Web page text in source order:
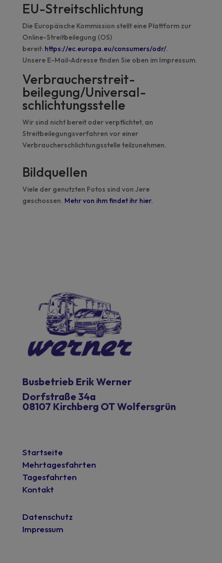
EU-Streitschlichtung
Die Europäische Kommission stellt eine Plattform zur
Online-Streitbeilegung (OS)
bereit: https://ec.europa.eu/consumers/odr/.
Unsere E-Mail-Adresse finden Sie oben im Impressum.
Verbraucher­streit­
beilegung/Universal­
schlichtungs­stelle
Wir sind nicht bereit oder verpflichtet, an
Streitbeilegungsverfahren vor einer
Verbraucherschlichtungsstelle teilzunehmen.
Bildquellen
Viele der genutzten Fotos sind von Jere
geschossen. Mehr von ihm findet ihr hier.
Busbetrieb Erik Werner
Dorfstraße 34a
08107 Kirchberg OT Wolfersgrün
Startseite
Mehrtagesfahrten
Tagesfahrten
Kontakt
Datenschutz
Impressum